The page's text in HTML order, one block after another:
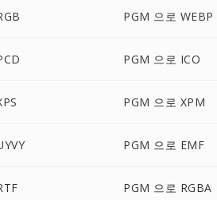
PGM 으로 WEBP
PGM 으로 ICO
PGM 으로 XPM
PGM 으로 EMF
PGM 으로 RGBA